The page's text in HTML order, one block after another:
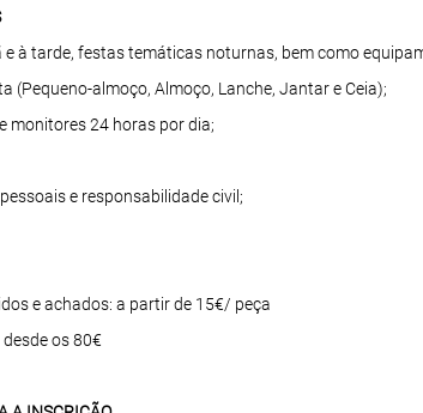
e à tarde, festas temáticas noturnas, bem como
(Pequeno-almoço, Almoço, Lanche, Jantar e Ceia);
monitores 24 horas por dia;
e responsabilidade civil;
e achados: a partir de 15€/ peça
os 80€